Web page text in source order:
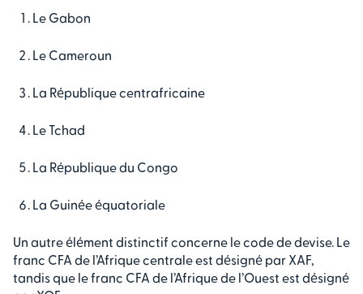
Le Gabon
Le Cameroun
La République centrafricaine
Le Tchad
La République du Congo
La Guinée équatoriale
Un autre élément distinctif concerne le code de devise. Le
franc CFA de l’Afrique centrale est désigné par XAF,
tandis que le franc CFA de l’Afrique de l’Ouest est désigné